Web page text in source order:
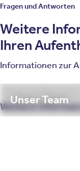
Fragen und Antworten
Weitere
Ihren
Informationen zur
Weitere
Unser Team